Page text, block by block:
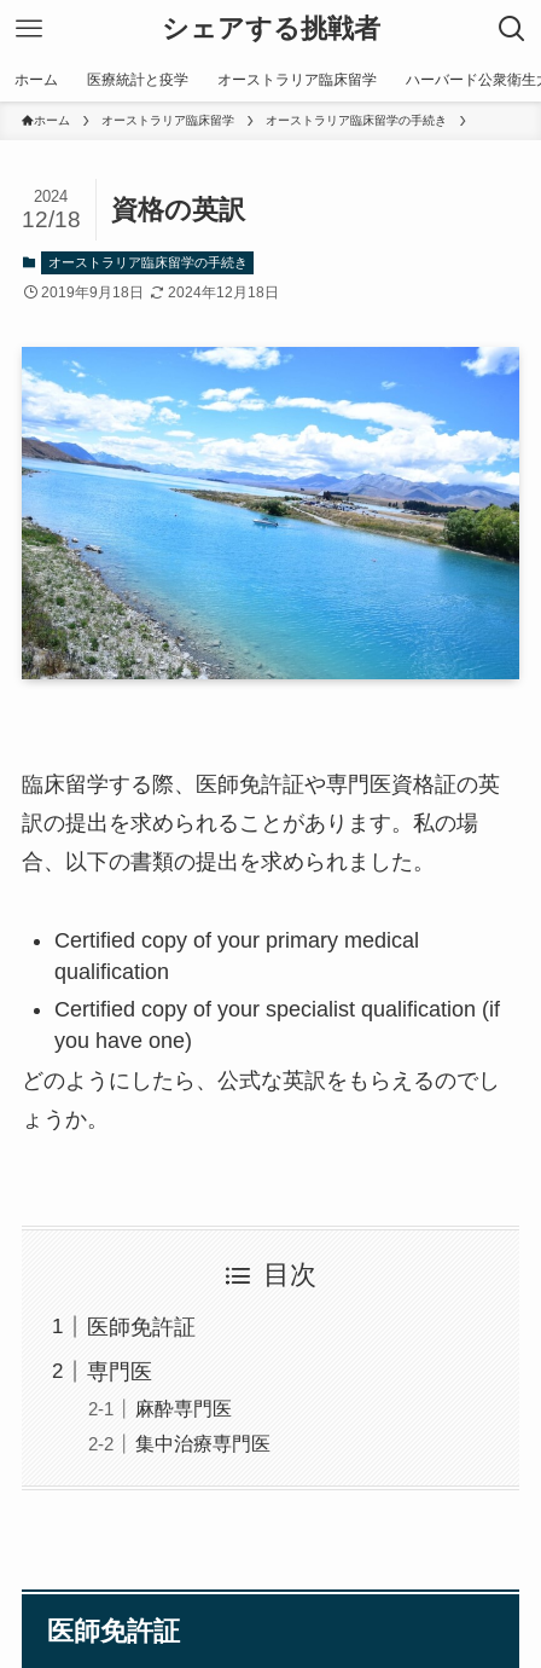
シェアする挑戦者
ホーム 医療統計と疫学 オーストラリア臨床留学 ハーバード公衆衛生
ホーム オーストラリア臨床留学 オーストラリア臨床留学の手続き
資格の英訳
2024
12/18
オーストラリア臨床留学の手続き
2019年9月18日 2024年12月18日
臨床留学する際、医師免許証や専門医資格証の英
訳の提出を求められることがあります。私の場
合、以下の書類の提出を求められました。
Certified copy of your primary medical
qualification
Certified copy of your specialist qualification (if
you have one)
どのようにしたら、公式な英訳をもらえるのでし
ょうか。
目次
医師免許証
専門医
麻酔専門医
集中治療専門医
医師免許証